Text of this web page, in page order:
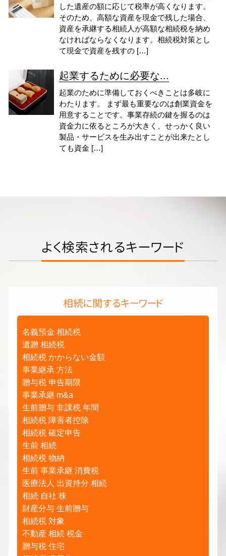
した遺産の額に応じて税率が高くなります。
そのため、高額な資産を現金で残した場合、
資産を承継する相続人が高額な相続税を納め
なければならなくなります。相続税対策とし
て現金で資産を残すの […]
起業するために必要な...
起業のために準備しておくべきことは多岐に
わたります。 まず最も重要なのは創業資金を
用意することです。事業存続の鍵を握るのは
資金力に依るところが大きく、せっかく良い
製品・サービスを生み出すことが出来たとし
ても資金 […]
よく検索されるキーワード
相続に関するキーワード
名義預金 相続税
遺贈 相続税
相続税 かからない金額
事業継承 方法
贈与税 申告期限
事業承継 m&a
生前贈与 非課税 年間
相続税 障害者控除
相続税 確定申告
生前 相続
相続税 物納
生前 事業承継 消費税
医療法人 出資持分 相続
相続 自社 株
財産分与 生前贈与
相続税 対象
不動産 相続 税金
贈与税 住宅